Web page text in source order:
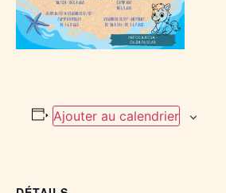
Ajouter au calendrier